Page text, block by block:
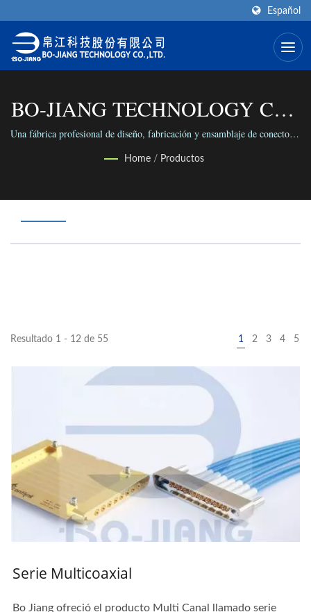
Español
BO-JIANG TECHNOLOGY CO.,
LTD.
Una fábrica profesional de diseño, fabricación y ensamblaje de conectores
Home / Productos
Resultado 1 - 12 de 55 1 2 3 4 5
Serie Multicoaxial
Bo Jiang ofreció el producto Multi Canal llamado serie